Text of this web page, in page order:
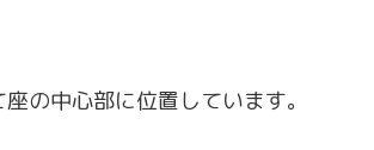
の中心部に位置しています。